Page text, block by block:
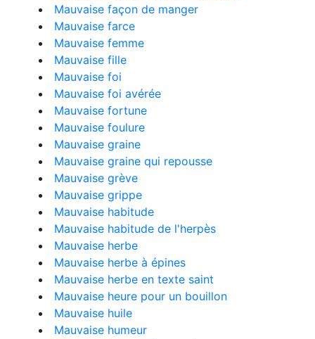
Mauvaise façon de manger
Mauvaise farce
Mauvaise femme
Mauvaise fille
Mauvaise foi
Mauvaise foi avérée
Mauvaise fortune
Mauvaise foulure
Mauvaise graine
Mauvaise graine qui repousse
Mauvaise grève
Mauvaise grippe
Mauvaise habitude
Mauvaise habitude de l'herpès
Mauvaise herbe
Mauvaise herbe à épines
Mauvaise herbe en texte saint
Mauvaise heure pour un bouillon
Mauvaise huile
Mauvaise humeur